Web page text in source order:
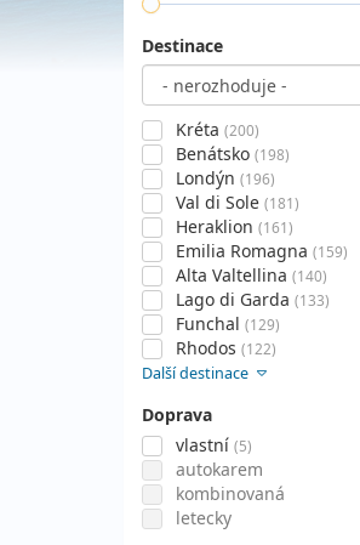
Destinace
Kréta (200)
Benátsko (198)
Londýn (196)
Val di Sole (181)
Heraklion (161)
Emilia Romagna (159)
Alta Valtellina (140)
Lago di Garda (133)
Funchal (129)
Rhodos (122)
Další destinace
Doprava
vlastní (5)
autokarem
kombinovaná
letecky